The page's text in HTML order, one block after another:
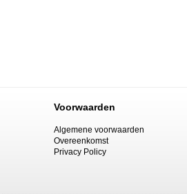
Falcon Eyes klemmen CBH-4 2 stuk...
Voorwaarden
Algemene voorwaarden
Overeenkomst
Privacy Policy